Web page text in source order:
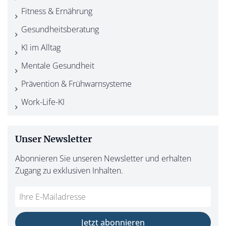
Fitness & Ernährung
Gesundheitsberatung
KI im Alltag
Mentale Gesundheit
Prävention & Frühwarnsysteme
Work-Life-KI
Unser Newsletter
Abonnieren Sie unseren Newsletter und erhalten
Zugang zu exklusiven Inhalten.
Jetzt abonnieren